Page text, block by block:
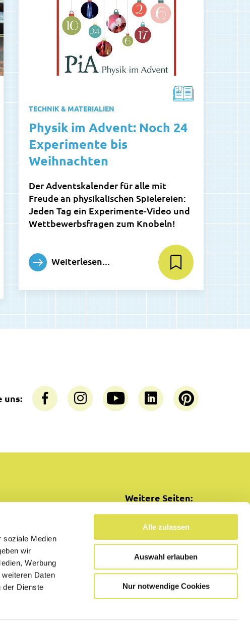
soziale Medien
wir
Werbung
Daten
der Dienste
Alle zulassen
Auswahl erlauben
Nur notwendige Cookies
TECHNIK & MATERIALIEN
Physik im Advent: Noch 24
Experimente bis
Weihnachten
Der Adventskalender für alle mit
Freude an physikalischen Spielereien:
Jeden Tag ein Experimente-Video und
Wettbewerbsfragen zum Knobeln!
Weiterlesen...
uns:
Weitere Seiten:
SimplyCooking